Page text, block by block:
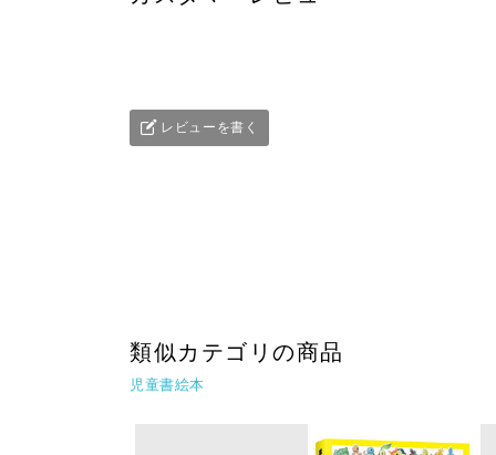
レビューを書く
類似カテゴリの商品
児童書絵本